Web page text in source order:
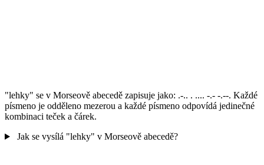
"lehky" se v Morseově abecedě zapisuje jako: .-.. . .... -.- -.--. Každé
písmeno je odděleno mezerou a každé písmeno odpovídá jedinečné
kombinaci teček a čárek.
Jak se vysílá "lehky" v Morseově abecedě?